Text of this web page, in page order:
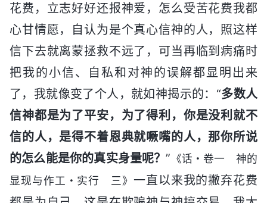
花费，立志好好还报神爱，怎么受苦花费我都
心甘情愿，自认为是个真心信神的人，照这样
信下去就离蒙拯救不远了，可当再临到病痛时
把我的小信、自私和对神的误解都显明出来
了，我就像变了个人，就如神揭示的：“多数人
信神都是为了平安，为了得利，你是没利就不
信的人，是得不着恩典就噘嘴的人，那你所说
的怎么能是你的真实身量呢？” 《话・卷一 神的
显现与作工・实行 三》 一直以来我的撇弃花费